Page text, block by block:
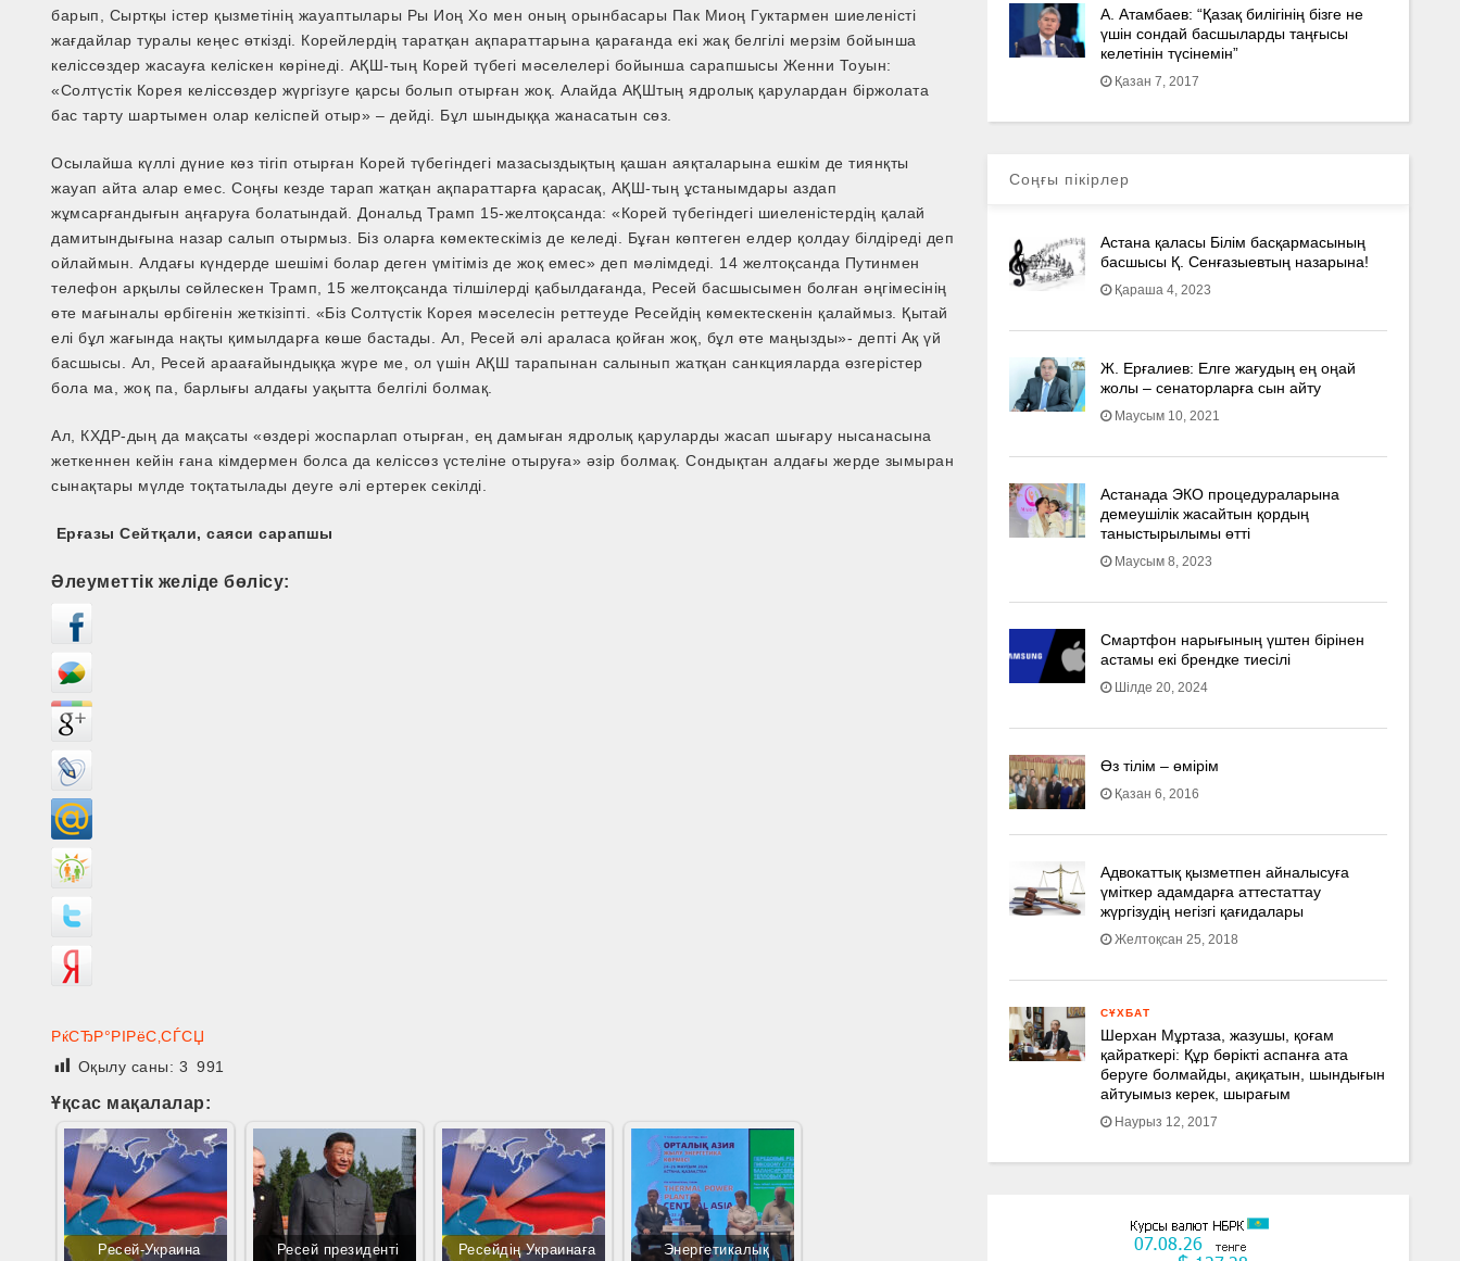
барып, Сыртқы істер қызметінің жауаптылары Ры Иоң Хо мен оның орынбасары Пак Миоң Гуктармен шиеленісті
жағдайлар туралы кеңес өткізді. Корейлердің таратқан ақпараттарына қарағанда екі жақ белгілі мерзім бойынша
келіссөздер жасауға келіскен көрінеді. АҚШ-тың Корей түбегі мәселелері бойынша сарапшысы Женни Тоуын:
«Солтүстік Корея келіссөздер жүргізуге қарсы болып отырған жоқ. Алайда АҚШ­тың ядролық қарулардан біржолата
бас тарту шартымен олар келіспей отыр» – дейді. Бұл шындыққа жанасатын сөз.
Осылайша күллі дүние көз тігіп отырған Корей түбегіндегі мазасыздықтың қашан аяқталарына ешкім де тиянқты
жауап айта алар емес. Соңғы кезде тарап жатқан ақпараттарға қарасақ, АҚШ-тың ұстанымдары аздап
жұмсарғандығын аңғаруға болатындай. Дональд Трамп 15­-желтоқсанда: «Корей түбегіндегі шиеленістердің қалай
дамитындығына назар салып отырмыз. Біз оларға көмектескіміз де келеді. Бұған көптеген елдер қолдау білдіреді деп
ойлаймын. Алдағы күндерде шешімі болар деген үмітіміз де жоқ емес» деп мәлімдеді. 14 желтоқсанда Путинмен
телефон арқылы сөйлескен Трамп, 15 желтоқсанда тілшілерді қабылдағанда, Ресей басшысымен болған әңгімесінің
өте мағыналы өрбігенін жеткізіпті. «Біз Солтүстік Корея мәселесін реттеуде Ресейдің көмектескенін қалаймыз. Қытай
елі бұл жағында нақты қимылдарға көше бастады. Ал, Ресей әлі араласа қойған жоқ, бұл өте маңызды»- депті Ақ үй
басшысы. Ал, Ресей араағайындыққа жүре ме, ол үшін АҚШ тарапынан салынып жатқан санкцияларда өзгерістер
бола ма, жоқ па, барлығы алдағы уақытта белгілі болмақ.
Ал, КХДР-дың да мақсаты «өздері жоспарлап отырған, ең дамыған ядролық қаруларды жасап шығару нысанасына
жеткеннен кейін ғана кімдермен болса да келіссөз үстеліне отыруға» әзір болмақ. Сондықтан алдағы жерде зымыран
сынақтары мүлде тоқтатылады деуге әлі ертерек секілді.
Ерғазы Сейтқали, саяси сарапшы
Әлеуметтік желіде бөлісу:
РќСЂР°РІРёС‚СЃСЏ
Оқылу саны: 3 991
Ұқсас мақалалар:
Ресей-Украина Ресей президенті Ресейдің Украинаға Энергетикалық
А. Атамбаев: “Қазақ билігінің бізге не
үшін сондай басшыларды таңғысы
келетінін түсінемін”
Қазан 7, 2017
Соңғы пікірлер
Астана қаласы Білім басқармасының
басшысы Қ. Сенғазыевтың назарына!
Қараша 4, 2023
Ж. Ерғалиев: Елге жағудың ең оңай
жолы – сенаторларға сын айту
Маусым 10, 2021
Астанада ЭКО процедураларына
демеушілік жасайтын қордың
таныстырылымы өтті
Маусым 8, 2023
Смартфон нарығының үштен бірінен
астамы екі брендке тиесілі
Шілде 20, 2024
Өз тілім – өмірім
Қазан 6, 2016
Адвокаттық қызметпен айналысуға
үмiткер адамдарға аттестаттау
жүргізудің негізгі қағидалары
Желтоқсан 25, 2018
СҰХБАТ
Шерхан Мұртаза, жазушы, қоғам
қайраткері: Құр бөрікті аспанға ата
беруге болмайды, ақиқатын, шындығын
айтуымыз керек, шырағым
Наурыз 12, 2017